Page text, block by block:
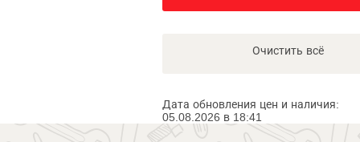
Очистить всё
Дата обновления цен и наличия:
05.08.2026 в 18:41